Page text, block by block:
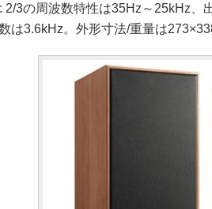
3の周波数特性は35Hz～25kHz、
は3.6kHz。外形寸法/重量は